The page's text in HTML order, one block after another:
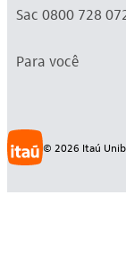
Sac 0800 728
Para você
© 2026 Itaú